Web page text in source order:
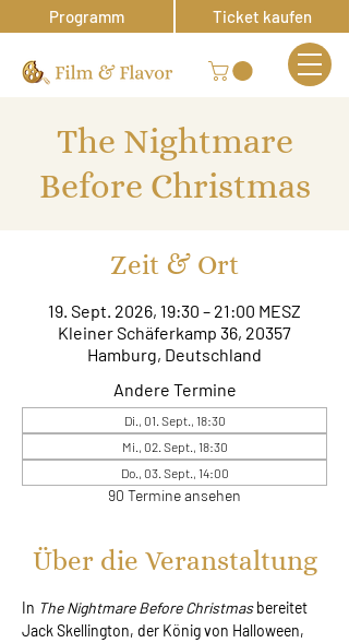
Programm Ticket kaufen
The Nightmare
Before Christmas
Zeit & Ort
19. Sept. 2026, 19:30 – 21:00 MESZ
Kleiner Schäferkamp 36, 20357
Hamburg, Deutschland
Andere Termine
Di., 01. Sept., 18:30
Mi., 02. Sept., 18:30
Do., 03. Sept., 14:00
90 Termine ansehen
Über die Veranstaltung
In The Nightmare Before Christmas bereitet
Jack Skellington, der König von Halloween,